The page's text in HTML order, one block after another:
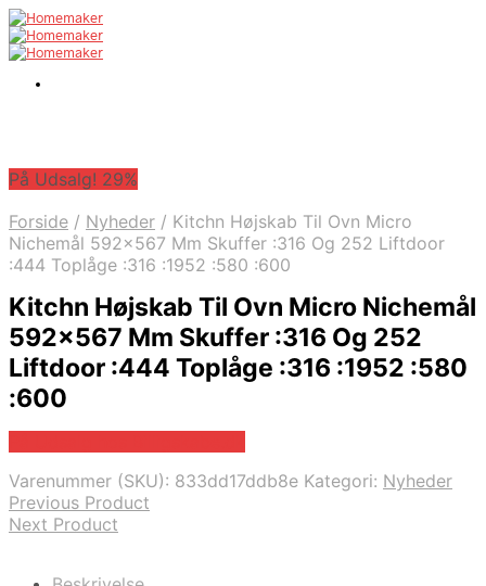
På Udsalg! 29%
Forside / Nyheder / Kitchn Højskab Til Ovn Micro
Nichemål 592×567 Mm Skuffer :316 Og 252 Liftdoor
:444 Toplåge :316 :1952 :580 :600
Kitchn Højskab Til Ovn Micro Nichemål
592×567 Mm Skuffer :316 Og 252
Liftdoor :444 Toplåge :316 :1952 :580
:600
Varenummer (SKU): 833dd17ddb8e Kategori: Nyheder
Previous Product
Next Product